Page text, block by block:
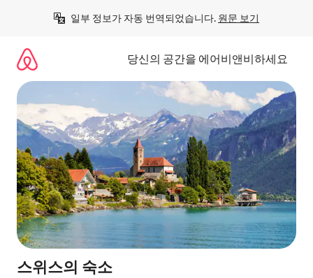
일부 정보가 자동 번역되었습니다. 원문 보기
당신의 공간을 에어비앤비하세요
스위스의 숙소